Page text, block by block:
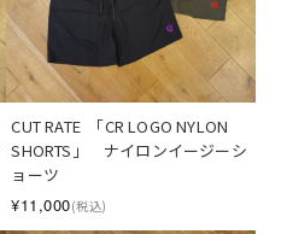
CUT RATE  「CR LOGO NYLON
SHORTS」　ナイロンイージーシ
ョーツ
¥11,000(税込)